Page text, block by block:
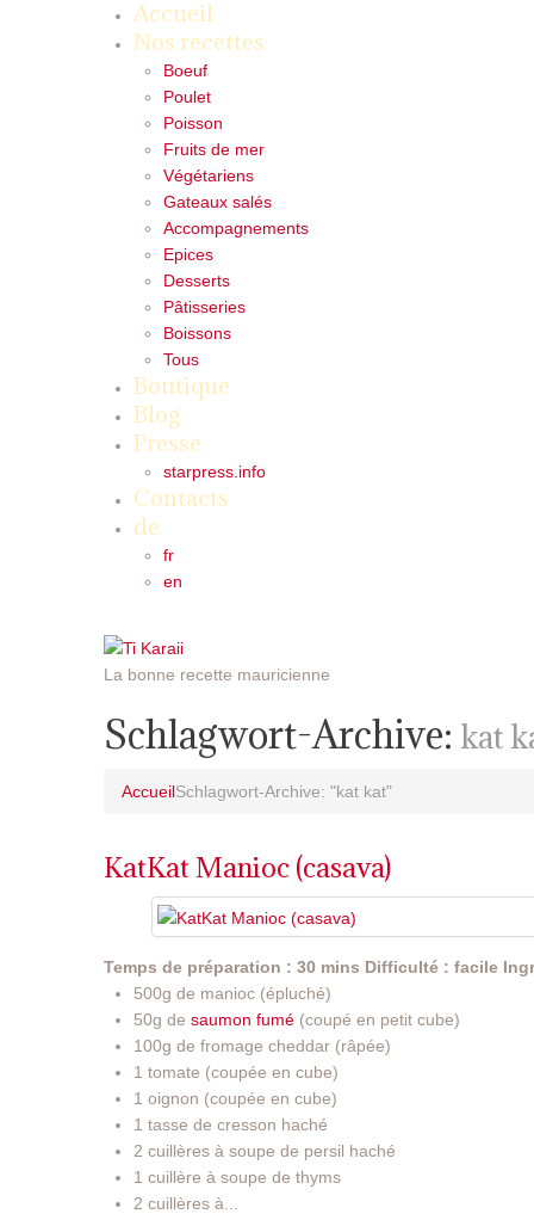
Accueil
Nos recettes
Boeuf
Poulet
Poisson
Fruits de mer
Végétariens
Gateaux salés
Accompagnements
Epices
Desserts
Pâtisseries
Boissons
Tous
Boutique
Blog
Presse
starpress.info
Contacts
de
fr
en
La bonne recette mauricienne
Schlagwort-Archive: kat
AccueilSchlagwort-Archive: "kat kat"
KatKat Manioc (casava)
Temps de préparation : 30 mins Difficulté : facile
500g de manioc (épluché)
50g de saumon fumé (coupé en petit cube)
100g de fromage cheddar (râpée)
1 tomate (coupée en cube)
1 oignon (coupée en cube)
1 tasse de cresson haché
2 cuillères à soupe de persil haché
1 cuillère à soupe de thyms
2 cuillères à...